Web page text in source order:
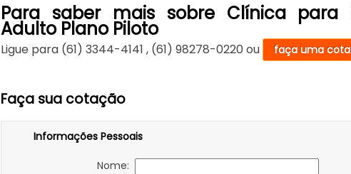
Para saber mais sobre Clínica para
Adulto Plano Piloto
Ligue para (61) 3344-4141 , (61) 98278-0220 ou faça uma
Faça sua cotação
Informações Pessoais
Nome: